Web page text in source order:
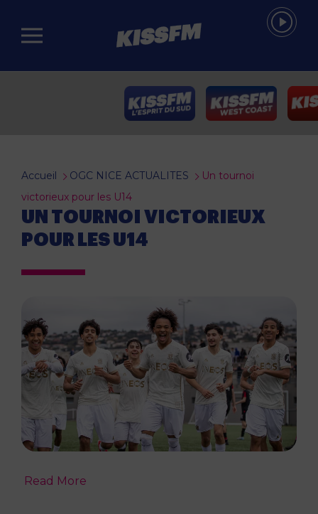
Passer au contenu principal
Accueil OGC NICE ACTUALITES
Un tournoi
victorieux pour les U14
UN TOURNOI VICTORIEUX
POUR LES U14
Read More